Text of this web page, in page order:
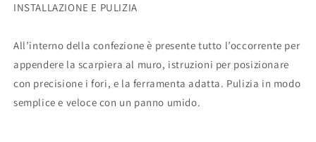
INSTALLAZIONE E PULIZIA
All’interno della confezione è presente tutto l’occorrente per
appendere la scarpiera al muro, istruzioni per posizionare
con precisione i fori, e la ferramenta adatta. Pulizia in modo
semplice e veloce con un panno umido.